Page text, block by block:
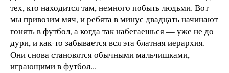
тех, кто находится там, немного побыть людьми. Вот
мы привозим мяч, и ребята в минус двадцать начинают
гонять в футбол, а когда так набегаешься — уже не до
дури, и как-то забывается вся эта блатная иерархия.
Они снова становятся обычными мальчишками,
играющими в футбол...